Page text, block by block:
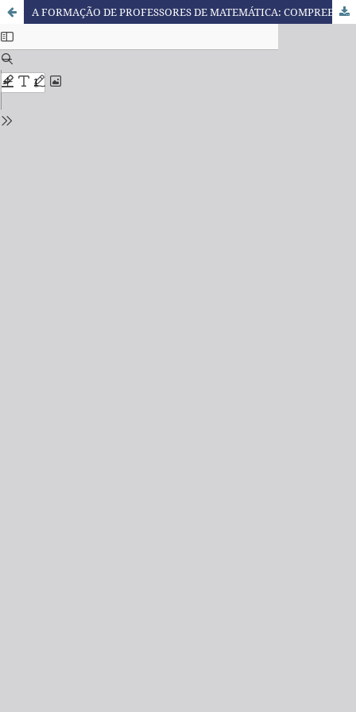
A FORMAÇÃO DE PROFESSORES DE MATEMÁTICA: COMPREENSÕES DA EXPERIÊNCIA VIVIDA COM ESTUDO DE AULA